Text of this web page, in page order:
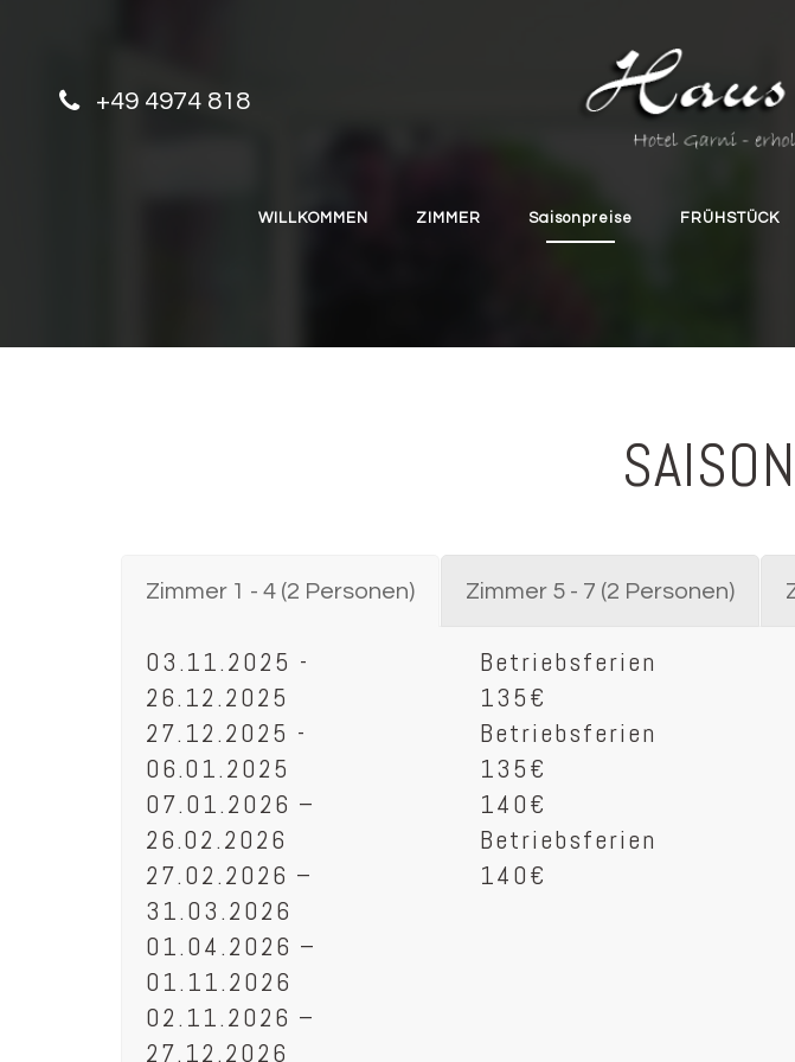
+49 4974 818
WILLKOMMEN ZIMMER Saisonpreise FRÜHSTÜCK
Zimmer 1 - 4 (2 Personen) Zimmer 5 - 7 (2 Personen)
03.11.2025 -
26.12.2025
27.12.2025 -
06.01.2025
07.01.2026 –
26.02.2026
27.02.2026 –
31.03.2026
01.04.2026 –
01.11.2026
02.11.2026 –
27.12.2026
Betriebsferien
135€
Betriebsferien
135€
140€
Betriebsferien
140€